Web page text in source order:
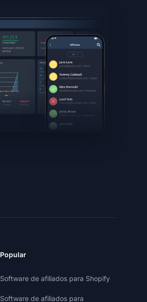
Popular
Software de afiliados para Shopify
Software de afiliados para